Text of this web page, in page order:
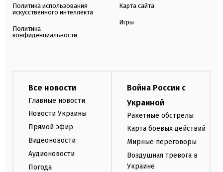
Политика использования
искусственного интеллекта
Политика
конфиденциальности
Карта сайта
Игры
Все новости
Главные новости
Новости Украины
Прямой эфир
Видеоновости
Аудионовости
Погода
Война России с
Украиной
Ракетные обстрелы
Карта боевых действий
Мирные переговоры
Воздушная тревога в
Украине